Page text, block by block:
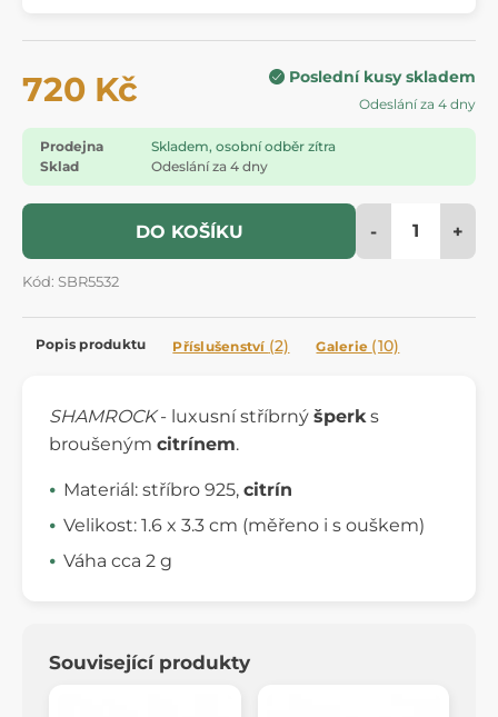
720 Kč Poslední kusy skladem
Odeslání za 4 dny
Prodejna
Skladem, osobní odběr zítra
Sklad
Odeslání za 4 dny
DO KOŠÍKU - +
Kód: SBR5532
Popis produktu Příslušenství (2) Galerie (10)
SHAMROCK- luxusní stříbrný šperk s
broušeným citrínem.
Materiál: stříbro 925, citrín
Velikost: 1.6 x 3.3 cm (měřeno i s ouškem)
Váha cca 2 g
Související produkty